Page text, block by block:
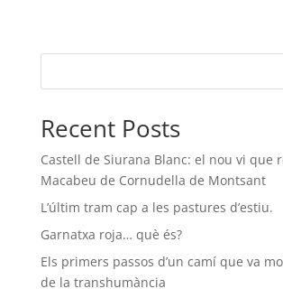
Recent Posts
Castell de Siurana Blanc: el nou vi que
Macabeu de Cornudella de Montsant
L’últim tram cap a les pastures d’estiu.
Garnatxa roja… què és?
Els primers passos d’un camí que va
de la transhumància